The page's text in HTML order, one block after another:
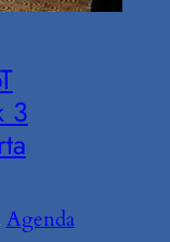
3
Agenda